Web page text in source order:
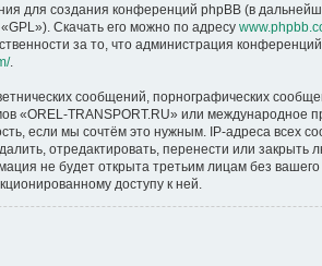
для создания конференций phpBB (в
Скачать его можно по адресу
за то, что администрация
.
сообщений, порнографических
«OREL-TRANSPORT.RU» или
если мы сочтём это нужным. IP-адреса всех
отредактировать, перенести или
не будет открыта третьим лицам без
доступу к ней.